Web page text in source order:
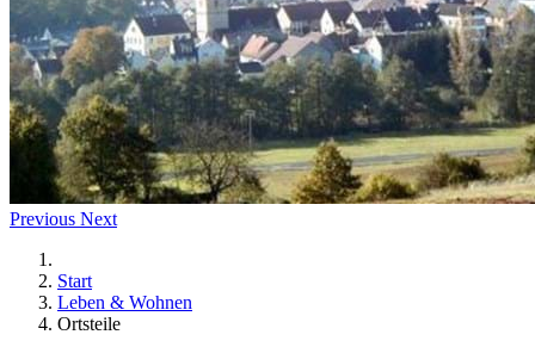
Previous Next
Start
Leben & Wohnen
Ortsteile